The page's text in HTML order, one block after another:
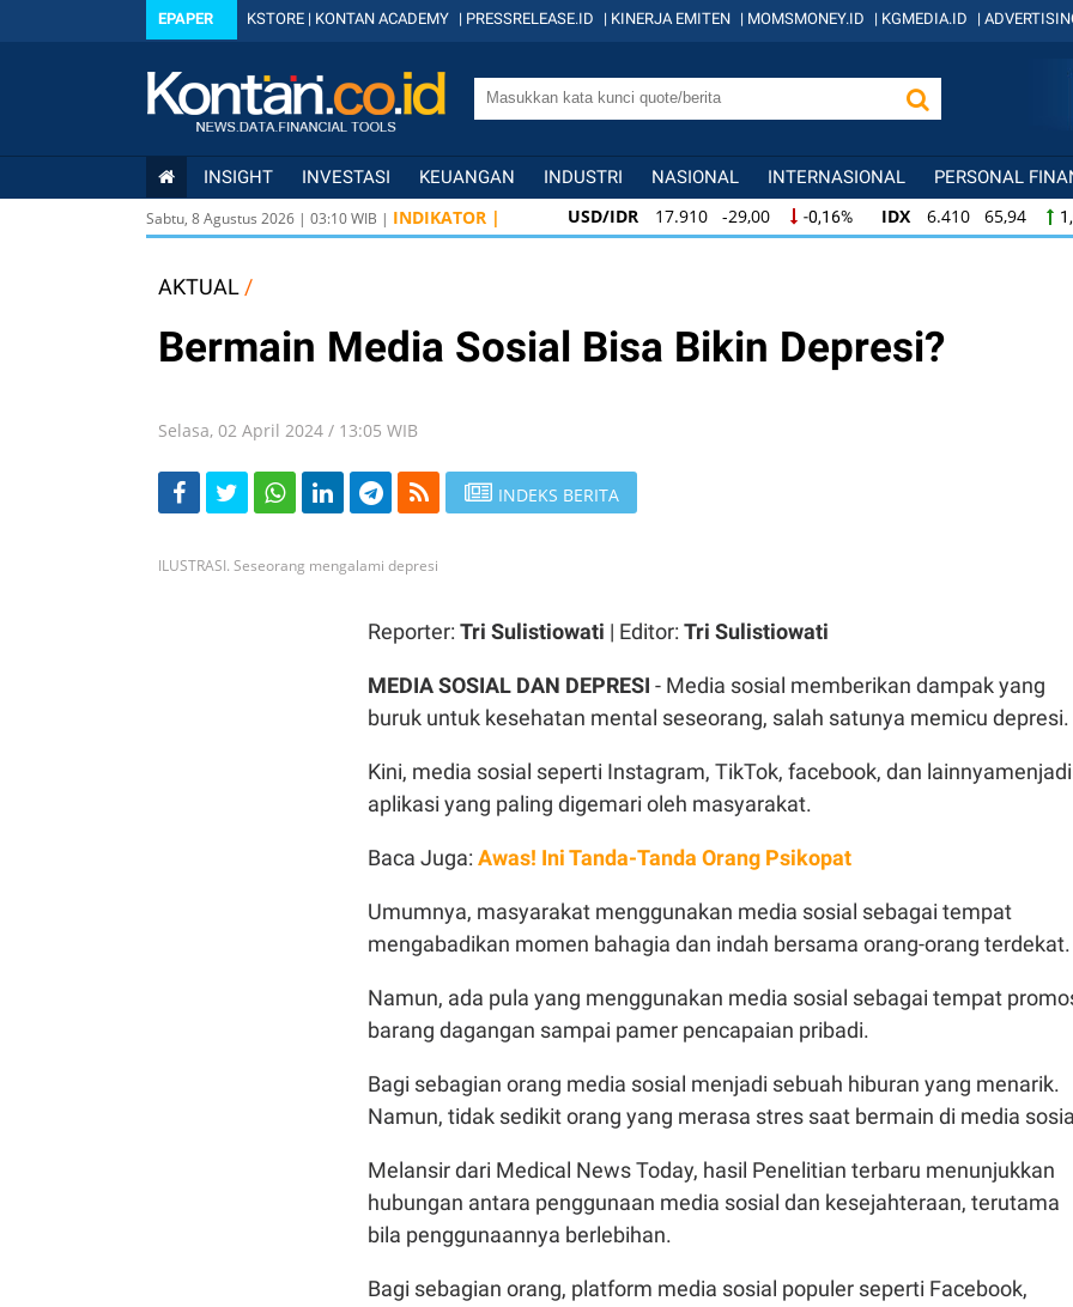
EPAPER KSTORE | KONTAN ACADEMY | PRESSRELEASE.ID | KINERJA EMITEN | MOMSMONEY.ID | KGMEDIA.ID |
INSIGHT INVESTASI KEUANGAN INDUSTRI NASIONAL INTERNASIONAL PERSONAL
Sabtu, 8 Agustus 2026 | 03:10WIB | INDIKATOR | USD/IDR 17.910 -29,00 -0,16% IDX 6.410 65,94
USD/IDR 17.910 -29,00 -0,16% IDX 6.410 65,94
AKTUAL /
Bermain Media Sosial Bisa Bikin Depresi?
Selasa, 02 April 2024 / 13:05 WIB
INDEKS BERITA
ILUSTRASI. Seseorang mengalami depresi
Reporter: Tri Sulistiowati | Editor: Tri Sulistiowati
MEDIA SOSIAL DAN DEPRESI - Media sosial memberikan dampak yang
buruk untuk kesehatan mental seseorang, salah satunya memicu depresi.
Kini, media sosial seperti Instagram, TikTok, facebook, dan lainnyamenjadi
aplikasi yang paling digemari oleh masyarakat.
Baca Juga: Awas! Ini Tanda-Tanda Orang Psikopat
Umumnya, masyarakat menggunakan media sosial sebagai tempat
mengabadikan momen bahagia dan indah bersama orang-orang terdekat.
Namun, ada pula yang menggunakan media sosial sebagai tempat
barang dagangan sampai pamer pencapaian pribadi.
Bagi sebagian orang media sosial menjadi sebuah hiburan yang menarik.
Namun, tidak sedikit orang yang merasa stres saat bermain di media
Melansir dari Medical News Today, hasil Penelitian terbaru menunjukkan
hubungan antara penggunaan media sosial dan kesejahteraan, terutama
bila penggunaannya berlebihan.
Bagi sebagian orang, platform media sosial populer seperti Facebook,